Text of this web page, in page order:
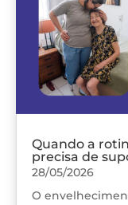
Quando a
precisa de
28/05/2026
O